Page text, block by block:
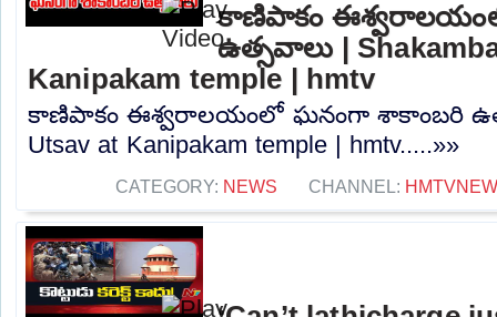
కాణిపాకం
ఉత్సవాలు |
Kanipakam temple | hmtv
కాణిపాకం ఈశ్వరాలయంలో ఘనంగా శాకాంబరి
Utsav at Kanipakam temple | hmtv.....»»
CATEGORY: NEWS CHANNEL: